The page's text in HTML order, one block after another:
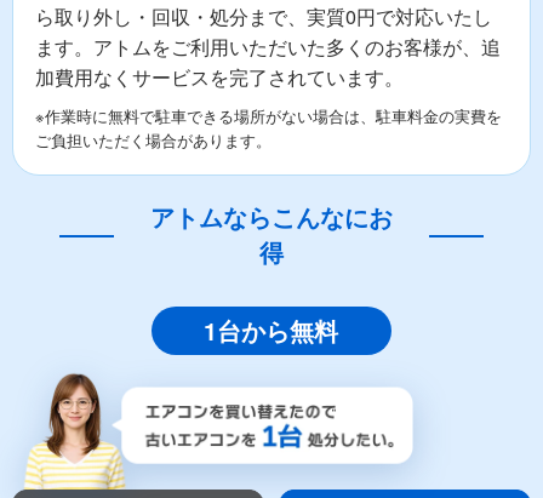
ら取り外し・回収・処分まで、実質0円で対応いたし
ます。アトムをご利用いただいた多くのお客様が、追
加費用なくサービスを完了されています。
※作業時に無料で駐車できる場所がない場合は、駐車料金の実費を
ご負担いただく場合があります。
アトムならこんなにお
得
1台から無料